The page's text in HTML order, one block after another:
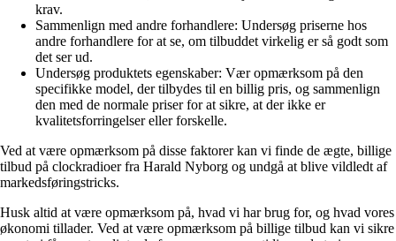
krav.
Sammenlign med andre forhandlere: Undersøg priserne hos
andre forhandlere for at se, om tilbuddet virkelig er så godt som
det ser ud.
Undersøg produktets egenskaber: Vær opmærksom på den
specifikke model, der tilbydes til en billig pris, og sammenlign
den med de normale priser for at sikre, at der ikke er
kvalitetsforringelser eller forskelle.
Ved at være opmærksom på disse faktorer kan vi finde de ægte, billige
tilbud på clockradioer fra Harald Nyborg og undgå at blive vildledt af
markedsføringstricks.
Husk altid at være opmærksom på, hvad vi har brug for, og hvad vores
økonomi tillader. Ved at være opmærksom på billige tilbud kan vi sikre